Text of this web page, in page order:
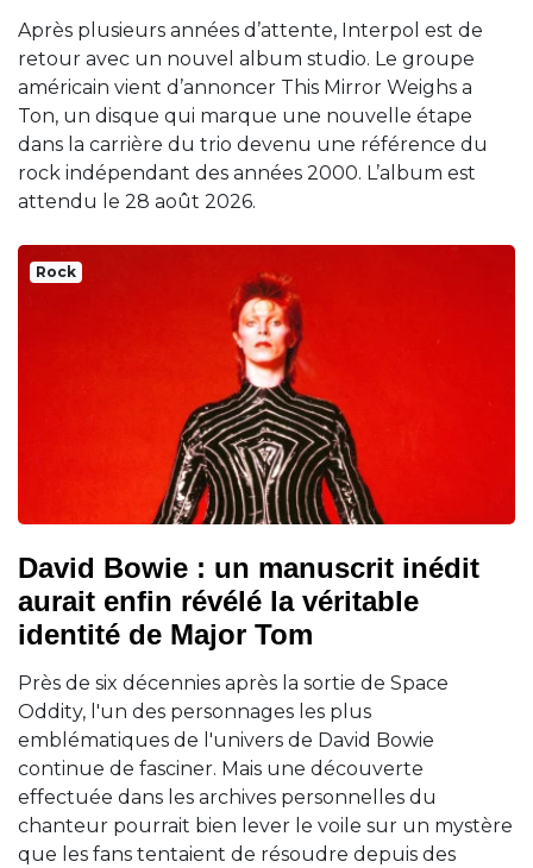
Après plusieurs années d’attente, Interpol est de
retour avec un nouvel album studio. Le groupe
américain vient d’annoncer This Mirror Weighs a
Ton, un disque qui marque une nouvelle étape
dans la carrière du trio devenu une référence du
rock indépendant des années 2000. L’album est
attendu le 28 août 2026.
Rock
David Bowie : un manuscrit inédit
aurait enfin révélé la véritable
identité de Major Tom
Près de six décennies après la sortie de Space
Oddity, l'un des personnages les plus
emblématiques de l'univers de David Bowie
continue de fasciner. Mais une découverte
effectuée dans les archives personnelles du
chanteur pourrait bien lever le voile sur un mystère
que les fans tentaient de résoudre depuis des